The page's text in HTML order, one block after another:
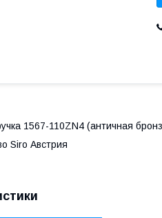
1567-110ZN4 (античная
Siro Австрия